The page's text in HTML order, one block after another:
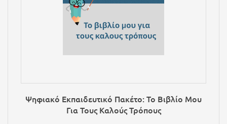
Ψηφιακό Εκπαιδευτικό Πακέτο: Το Βιβλίο Μου
Για Τους Καλούς Τρόπους